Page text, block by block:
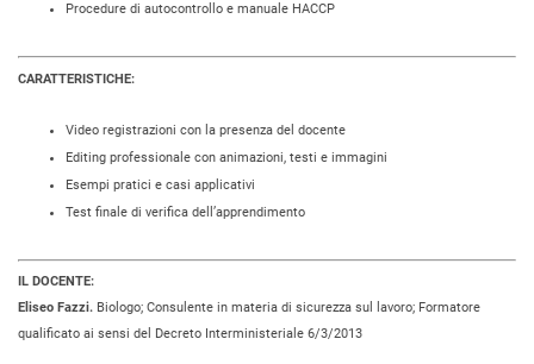
Procedure di autocontrollo e manuale HACCP
CARATTERISTICHE:
Video registrazioni con la presenza del docente
Editing professionale con animazioni, testi e immagini
Esempi pratici e casi applicativi
Test finale di verifica dell’apprendimento
IL DOCENTE:
Eliseo Fazzi. Biologo; Consulente in materia di sicurezza sul lavoro; Formatore
qualificato ai sensi del Decreto Interministeriale 6/3/2013